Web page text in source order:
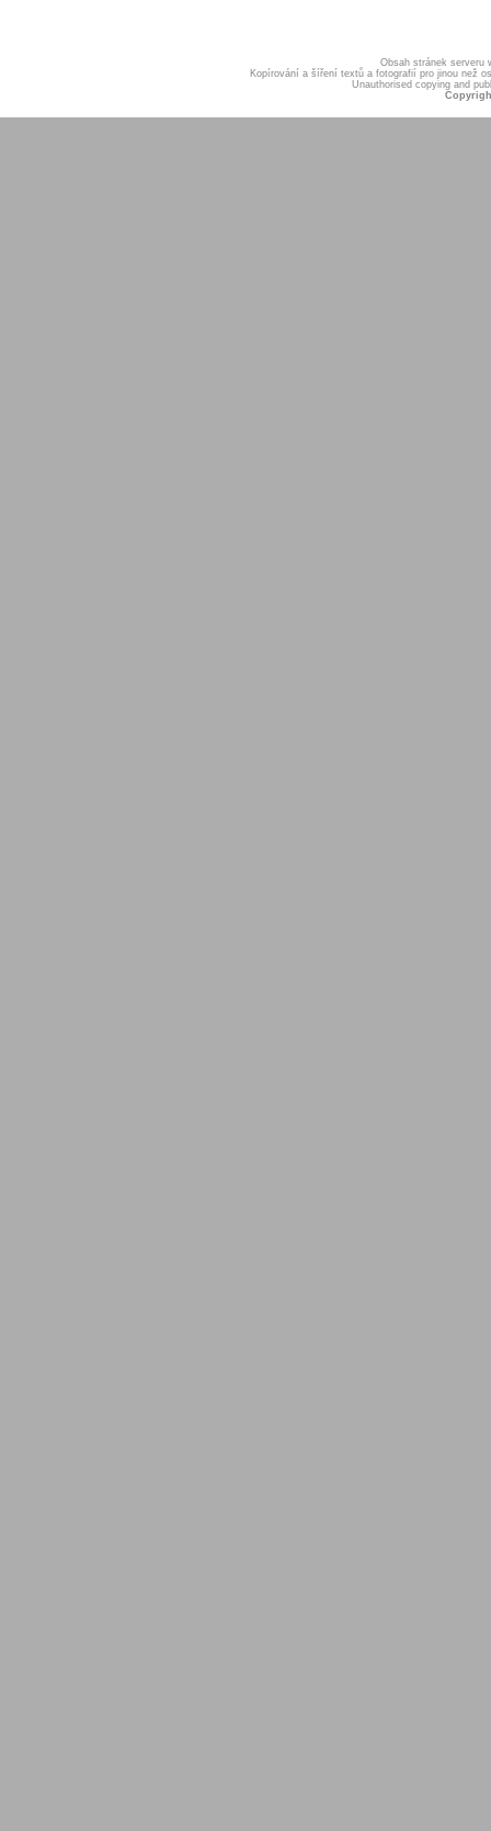
Obsah stránek serveru
Kopírování a šíření textů a fotografií pro jinou než
Unauthorised copying and